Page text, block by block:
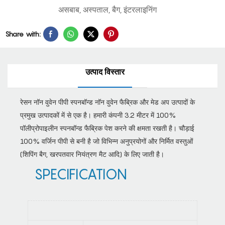
असबाब, अस्पताल, बैग, इंटरलाइनिंग
Share with:
उत्पाद विस्तार
रेसन नॉन वुवेन पीपी स्पनबॉन्ड नॉन वुवेन फैब्रिक और मेड अप उत्पादों के
प्रमुख उत्पादकों में से एक है। हमारी कंपनी 3.2 मीटर में 100%
पॉलीप्रोपाइलीन स्पनबॉन्ड फैब्रिक पेश करने की क्षमता रखती है। चौड़ाई
100% वर्जिन पीपी से बनी है जो विभिन्न अनुप्रयोगों और निर्मित वस्तुओं
(शिपिंग बैग, खरपतवार नियंत्रण मैट आदि) के लिए जाती है।
SPECIFICATION